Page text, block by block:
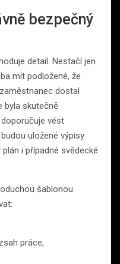
bezpečný
detail. Nestačí jen
mít podložené, že
dostal
byla skutečně
vést
uložené výpisy
i případné svědecké
šablonou
práce,